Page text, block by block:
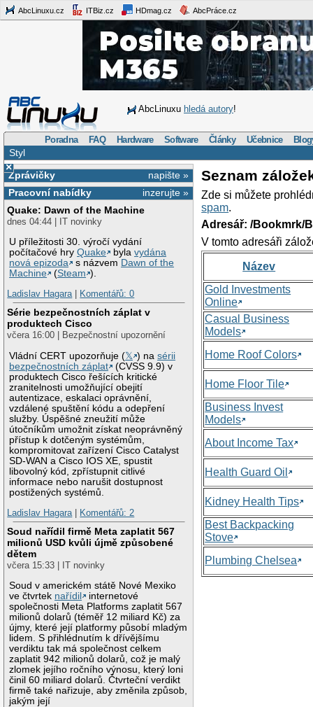
AbcLinuxu.cz ITBiz.cz HDmag.cz AbcPráce.cz
AbcLinuxu hledá autory!
Poradna FAQ Hardware Software Články Učebnice
Styl
×
napište »
Zprávičky
inzerujte »
Pracovní nabídky
Quake: Dawn of the Machine
dnes 04:44 | IT novinky
U příležitosti 30. výročí vydání
počítačové hryQuake bylavydána
nová epizoda
s názvem Dawn of the
Machine
(Steam ).
Ladislav Hagara| Komentářů: 0
Série bezpečnostních záplat v
produktech Cisco
včera 16:00 | Bezpečnostní upozornění
Vládní CERT upozorňuje (𝕏 ) nasérii
bezpečnostních záplat
(CVSS 9.9) v
produktech Cisco řešících kritické
zranitelnosti umožňující obejití
autentizace, eskalaci oprávnění,
vzdálené spuštění kódu a odepření
služby. Úspěšné zneužití může
útočníkům umožnit získat neoprávněný
přístup k dotčeným systémům,
kompromitovat zařízení Cisco Catalyst
SD-WAN a Cisco IOS XE, spustit
libovolný kód, zpřístupnit citlivé
informace nebo narušit dostupnost
postižených systémů.
Ladislav Hagara| Komentářů: 2
Soud nařídil firmě Meta zaplatit 567
milionů USD kvůli újmě způsobené
dětem
včera 15:33 | IT novinky
Soud v americkém státě Nové Mexiko
ve čtvrtek nařídil
internetové
společnosti Meta Platforms zaplatit 567
milionů dolarů (téměř 12 miliard Kč) za
újmy, které její platformy působí mladým
lidem. S přihlédnutím k dřívějšímu
verdiktu tak má společnost celkem
zaplatit 942 milionů dolarů, což je malý
zlomek jejího ročního výnosu, který loni
činil 60 miliard dolarů. Čtvrteční verdikt
firmě také nařizuje, aby změnila způsob,
jakým její
Seznam
Zde si můžete
spam.
Adresář: /Bookmrk/
V tomto adresáři
Název
Gold Investments
Online
Casual Business
Models
Home Roof Colors
Home Floor Tile
Business Invest
Models
About Income Tax
Health Guard Oil
Kidney Health Tips
Best Backpacking
Stove
Plumbing Chelsea